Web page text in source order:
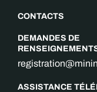
CONTACTS
DEMANDES DE
ASSISTANCE